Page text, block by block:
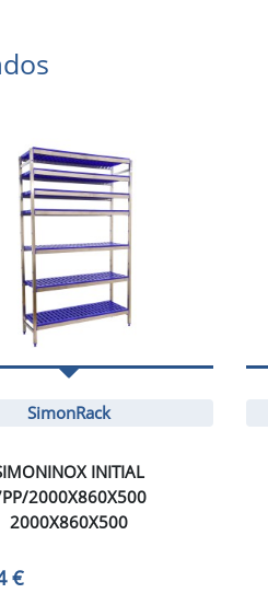
SimonRack
INITIAL
2000X860X500
2000X860X500
€